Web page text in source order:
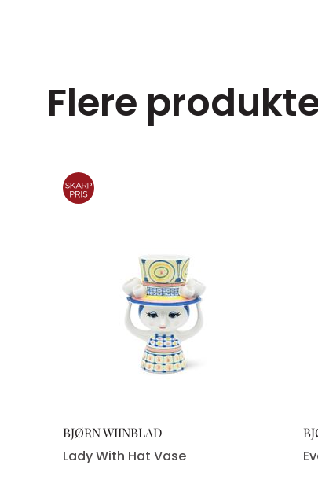
Flere
BJØRN WIINBLAD
Lady With Hat Vase